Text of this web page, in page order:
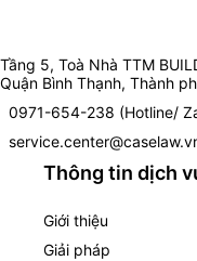
Tầng 5, Toà Nhà TTM
Quận Bình Thạnh, Thành
0971-654-238 (Hotline/
Thông tin dịch
Giới thiệu
Giải pháp